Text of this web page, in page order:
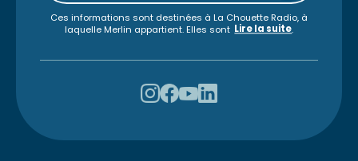
Ces informations sont destinées à La Chouette Radio, à
laquelle Merlin appartient. Elles sont Lire la suite.